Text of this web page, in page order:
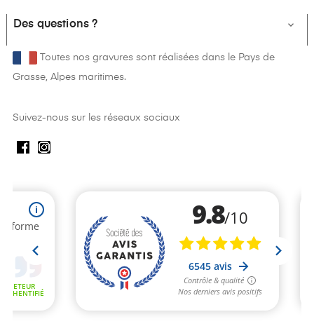
Des questions ? 
Toutes nos gravures sont réalisées dans le Pays de
Grasse, Alpes maritimes.
Suivez-nous sur les réseaux sociaux